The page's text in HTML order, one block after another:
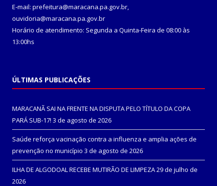
E-mail: prefeitura@maracana.pa.gov.br,
ouvidoria@maracana.pa.gov.br
Horário de atendimento: Segunda a Quinta-Feira de 08:00 às
13:00hs
ÚLTIMAS PUBLICAÇÕES
MARACANÃ SAI NA FRENTE NA DISPUTA PELO TÍTULO DA COPA
PARÁ SUB-17! 3 de agosto de 2026
Saúde reforça vacinação contra a influenza e amplia ações de
prevenção no município 3 de agosto de 2026
ILHA DE ALGODOAL RECEBE MUTIRÃO DE LIMPEZA29 de julho de
2026